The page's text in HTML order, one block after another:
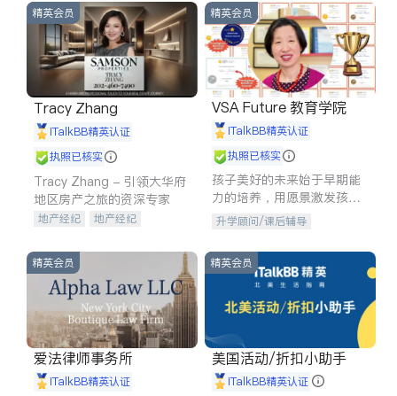
精英会员
Tracy Zhang
iTalkBB精英认证
执照已核实
Tracy Zhang - 引领大华府
地区房产之旅的资深专家
地产经纪
地产经纪
商铺租售
精英会员
VSA Future 教育学院
iTalkBB精英认证
执照已核实
孩子美好的未来始于早期能
力的培养，用愿景激发孩子
的学习潜力和动力。理念：
石。
升学顾问/课后辅导
精英会员
爱法律师事务所
iTalkBB精英认证
精英会员
美国活动/折扣小助手
iTalkBB精英认证